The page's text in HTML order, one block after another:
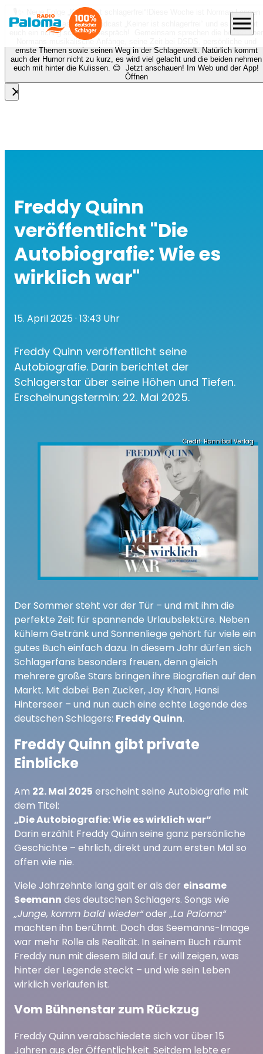
🎙️✨ Neue Folge „Keiner ist schlagerfrei“!
Diese Woche ist Norman Langen
bei Nora zu Gast beim Podcast „Keiner ist schlagerfrei“ und es erwartet
euch ein richtig schönes Gespräch! Gemeinsam sprechen die beiden über
Normans musikalische Anfänge, seine Zeit bei DSDS, persönliche und
ernste Themen sowie seinen Weg in der Schlagerwelt. Natürlich kommt
auch der Humor nicht zu kurz, es wird viel gelacht und die beiden nehmen
euch mit hinter die Kulissen. 😊 Jetzt anschauen! Im Web und der App!
Öffnen
close
menu
Freddy Quinn
veröffentlicht "Die
Autobiografie: Wie es
wirklich war"
15. April 2025· 13:43 Uhr
Freddy Quinn veröffentlicht seine
Autobiografie. Darin berichtet der
Schlagerstar über seine Höhen und Tiefen.
Erscheinungstermin: 22. Mai 2025.
Credit: Hannibal Verlag
Der Sommer steht vor der Tür – und mit ihm die
perfekte Zeit für spannende Urlaubslektüre. Neben
kühlem Getränk und Sonnenliege gehört für viele ein
gutes Buch einfach dazu. In diesem Jahr dürfen sich
Schlagerfans besonders freuen, denn gleich
mehrere große Stars bringen ihre Biografien auf den
Markt. Mit dabei: Ben Zucker, Jay Khan, Hansi
Hinterseer – und nun auch eine echte Legende des
deutschen Schlagers: Freddy Quinn.
Freddy Quinn gibt private
Einblicke
Am 22. Mai 2025 erscheint seine Autobiografie mit
dem Titel:
„Die Autobiografie: Wie es wirklich war“
Darin erzählt Freddy Quinn seine ganz persönliche
Geschichte – ehrlich, direkt und zum ersten Mal so
offen wie nie.
Viele Jahrzehnte lang galt er als der einsame
Seemann des deutschen Schlagers. Songs wie
„Junge, komm bald wieder“oder „La Paloma“
machten ihn berühmt. Doch das Seemanns-Image
war mehr Rolle als Realität. In seinem Buch räumt
Freddy nun mit diesem Bild auf. Er will zeigen, was
hinter der Legende steckt – und wie sein Leben
wirklich verlaufen ist.
Vom Bühnenstar zum Rückzug
Freddy Quinn verabschiedete sich vor über 15
Jahren aus der Öffentlichkeit. Seitdem lebte er